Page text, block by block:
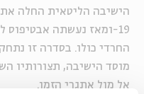
הישיבה הליטאית החלה
19-ומאז נעשתה אבטיפוס
החרדי כולו. בסדרה זו
מוסד הישיבה, תצורותיו
אל מול אתגרי הזמן.